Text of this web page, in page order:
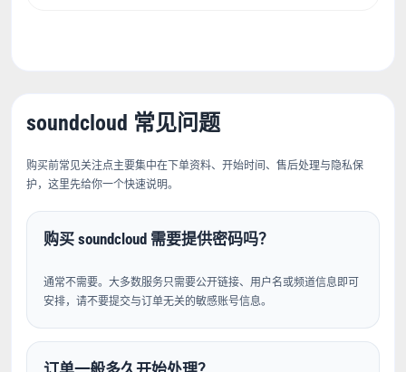
soundcloud 常见问题
购买前常见关注点主要集中在下单资料、开始时间、售后处理与隐私保
护，这里先给你一个快速说明。
购买 soundcloud 需要提供密码吗？
通常不需要。大多数服务只需要公开链接、用户名或频道信息即可
安排，请不要提交与订单无关的敏感账号信息。